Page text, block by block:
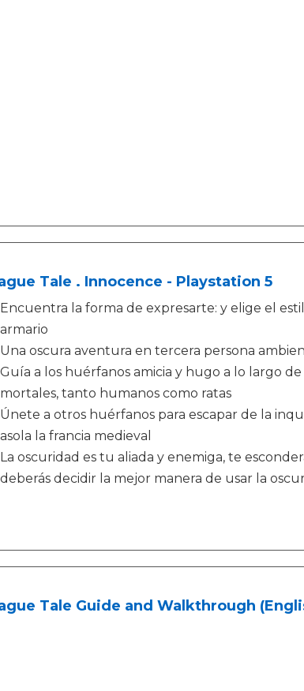
Tale . Innocence - Playstation 5
Encuentra la forma de expresarte: y elige el
armario
Una oscura aventura en tercera persona
Guía a los huérfanos amicia y hugo a lo largo
mortales, tanto humanos como ratas
Únete a otros huérfanos para escapar de la
asola la francia medieval
La oscuridad es tu aliada y enemiga, te
deberás decidir la mejor manera de usar la
Tale Guide and Walkthrough